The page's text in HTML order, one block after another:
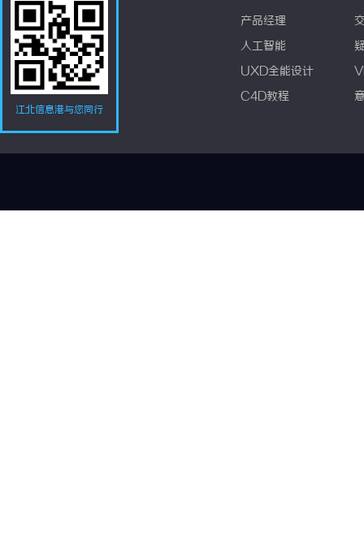
江北信息港与您同行
产品经理
人工智能
UXD全能设计
C4D教程